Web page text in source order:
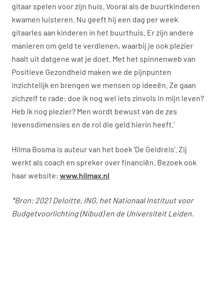
gitaar spelen voor zijn huis. Vooral als de buurtkinderen
kwamen luisteren. Nu geeft hij een dag per week
gitaarles aan kinderen in het buurthuis. Er zijn andere
manieren om geld te verdienen, waarbij je ook plezier
haalt uit datgene wat je doet. Met het spinnenweb van
Positieve Gezondheid maken we de pijnpunten
inzichtelijk en brengen we mensen op ideeën. Ze gaan
zichzelf te rade: doe ik nog wel iets zinvols in mijn leven?
Heb ik nog plezier? Men wordt bewust van de zes
levensdimensies en de rol die geld hierin heeft.’
Hilma Bosma is auteur van het boek ‘De Geldreis’. Zij
werkt als coach en spreker over financiën. Bezoek ook
haar website: www.hilmax.nl
*Bron: 2021 Deloitte, ING, het Nationaal Instituut voor
Budgetvoorlichting (Nibud) en de Universiteit Leiden.